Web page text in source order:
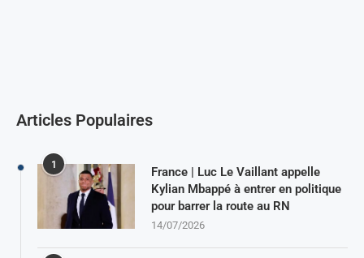
Articles Populaires
1
France | Luc Le Vaillant appelle
Kylian Mbappé à entrer en politique
pour barrer la route au RN
14/07/2026